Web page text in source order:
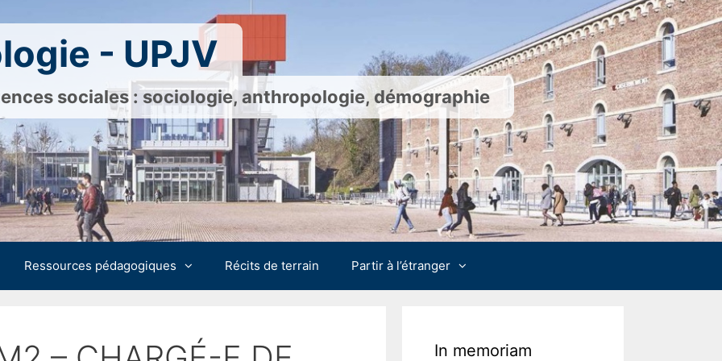
- UPJV
sociales : sociologie, anthropologie, démographie
Ressources pédagogiques Récits de terrain Partir à l’étranger
In memoriam